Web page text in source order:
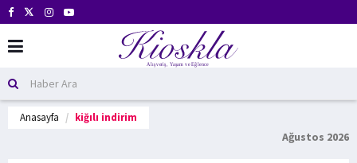
Anasayfa kiğılı indirim
Ağustos 2026